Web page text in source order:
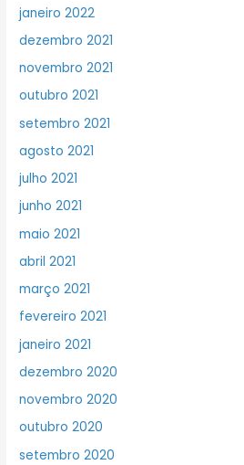
janeiro 2022
dezembro 2021
novembro 2021
outubro 2021
setembro 2021
agosto 2021
julho 2021
junho 2021
maio 2021
abril 2021
março 2021
fevereiro 2021
janeiro 2021
dezembro 2020
novembro 2020
outubro 2020
setembro 2020